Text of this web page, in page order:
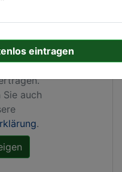
von
Adresse
Daten
auch
.
eintragen